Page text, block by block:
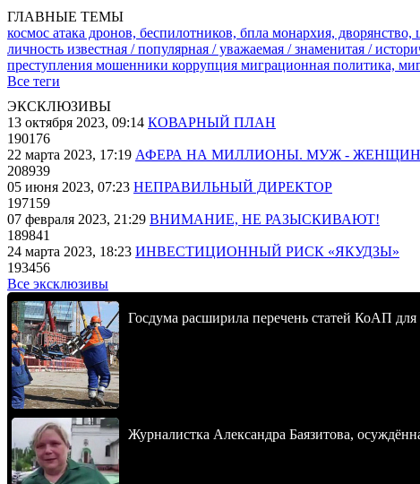
ГЛАВНЫЕ ТЕМЫ
космос атака дронов, беспилотников, бпла монархия, дворянство,
личность известная / популярная / уважаемая / знаменитая /
преступления мошенники коррупция миграционная политика,
Все теги
ЭКСКЛЮЗИВЫ
13 октября 2023, 09:14 КОВАРНЫЙ ПЛАН
190176
22 марта 2023, 17:19 АФЕРА НА МИЛЛИОНЫ. МУЖ -
208939
05 июня 2023, 07:23 НЕПРАВИЛЬНЫЙ ДИРЕКТОР
197159
07 февраля 2023, 21:29 ВНИМАНИЕ, НЕ РАЗЫСКИВАЮТ!
189841
24 марта 2023, 18:23 ИНВЕСТИЦИОННЫЙ РИСК «ЯКУДЗЫ»
193456
Все эксклюзивы
Госдума расширила перечень статей КоАП
Журналистка Александра Баязитова,